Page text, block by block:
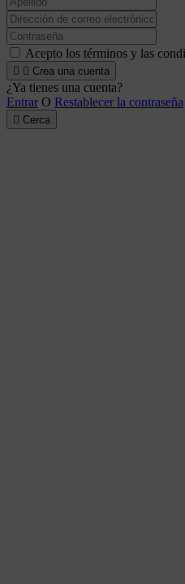
Acepto los términos y las
  Crea una cuenta
¿Ya tienes una cuenta?
Entrar O Restablecer la contraseña
 Cerca